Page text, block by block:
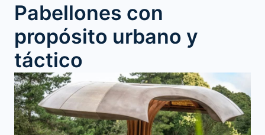
Pabellones con
propósito urbano y
táctico